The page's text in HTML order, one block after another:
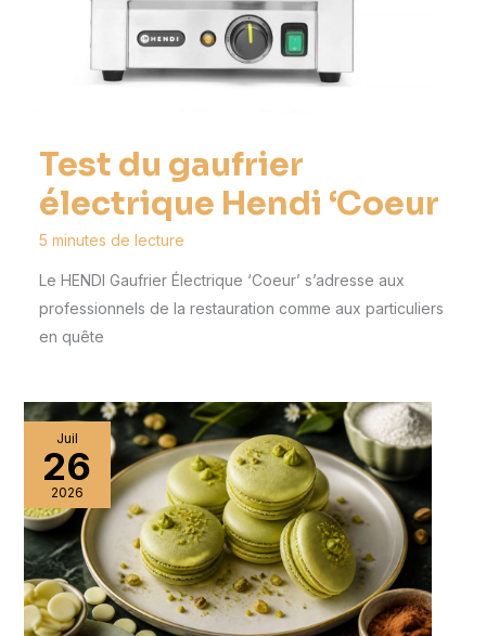
Test du gaufrier
électrique Hendi ‘Coeur
5 minutes de lecture
Le HENDI Gaufrier Électrique ‘Coeur’ s’adresse aux
professionnels de la restauration comme aux particuliers
en quête
Juil
26
2026